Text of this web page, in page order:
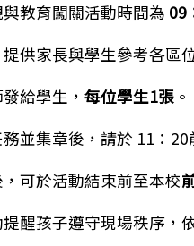
教育闖關活動時間為 09
供家長與學生參考各區
給學生， 每位學生1張。
並集章後，請於 11：
可於活動結束前至本校
醒孩子遵守現場秩序，